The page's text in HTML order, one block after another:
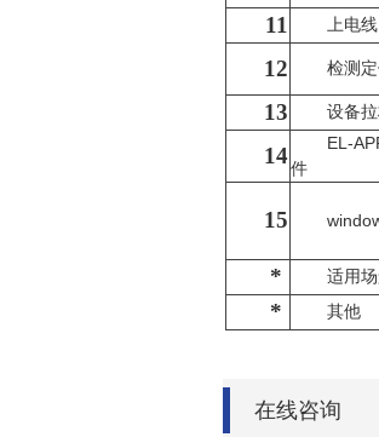
11 上电线
12 检测
13 设备
14
EL-
件
15
* 适用
* 其他
在线咨询